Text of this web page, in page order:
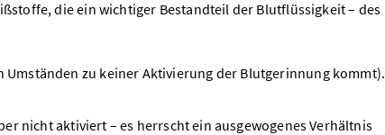
die ein wichtiger Bestandteil der Blutflüssigkeit – des
zu keiner Aktivierung der Blutgerinnung kommt).
nicht aktiviert – es herrscht ein ausgewogenes Verhältnis